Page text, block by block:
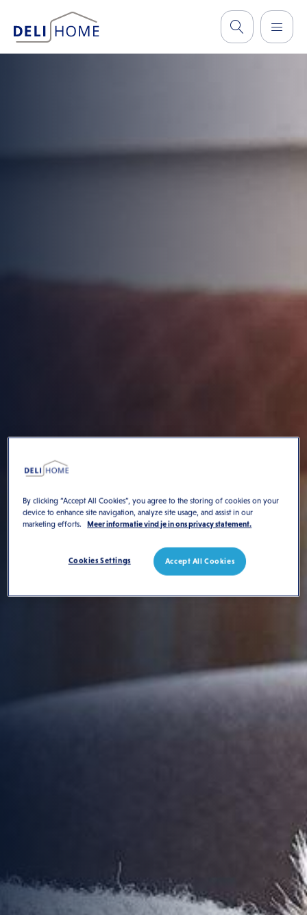
By clicking “Accept All Cookies”, you agree to the storing of cookies on your
device to enhance site navigation, analyze site usage, and assist in our
marketing efforts.
Meer informatie vind je in ons privacy statement.
Accept All Cookies
Cookies Settings